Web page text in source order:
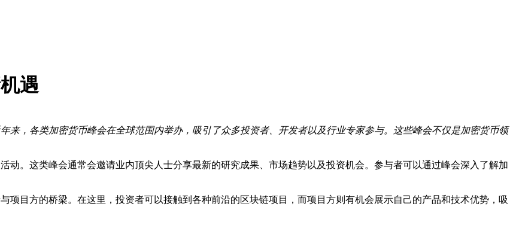
遇
来，各类加密货币峰会在全球范围内举办，吸引了众多投资者、开发者以及行业专家参与。这些峰会不仅是加密货币领
动。这类峰会通常会邀请业内顶尖人士分享最新的研究成果、市场趋势以及投资机会。参与者可以通过峰会深入了解加
项目方的桥梁。在这里，投资者可以接触到各种前沿的区块链项目，而项目方则有机会展示自己的产品和技术优势，吸